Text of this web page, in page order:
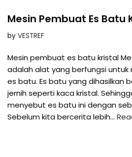
Mesin Pembuat Es Batu
by VESTREF
Mesin pembuat es batu kristal
adalah alat yang berfungsi untuk
es batu. Es batu yang dihasilkan
jernih seperti kaca kristal.
menyebut es batu ini dengan
Sebelum kita bercerita lebih…